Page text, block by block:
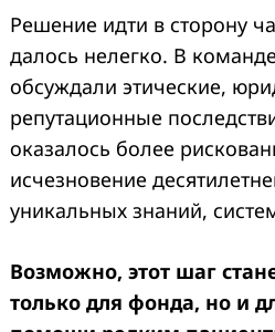
Решение идти в сторону
далось нелегко. В
обсуждали этические,
репутационные
оказалось более
исчезновение
уникальных знаний,
Возможно, этот шаг
только для фонда, но и